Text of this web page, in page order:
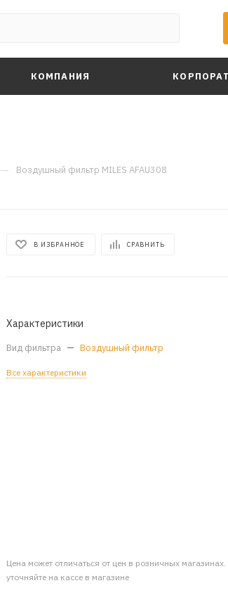
КОМПАНИЯ
— Воздушный фильтр MILES AFAU308
В ИЗБРАННОЕ СРАВНИТЬ
Характеристики
Вид фильтра — Воздушный фильтр
Все характеристики
Цена может отличаться от цен в розничных
уточняйте на кассе в магазине